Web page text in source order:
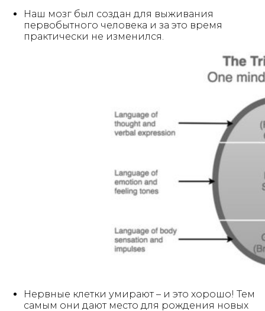
Наш мозг был создан для выживания
первобытного человека и за это время
практически не изменился.
Нервные клетки умирают – и это хорошо! Тем
самым они дают место для рождения новых